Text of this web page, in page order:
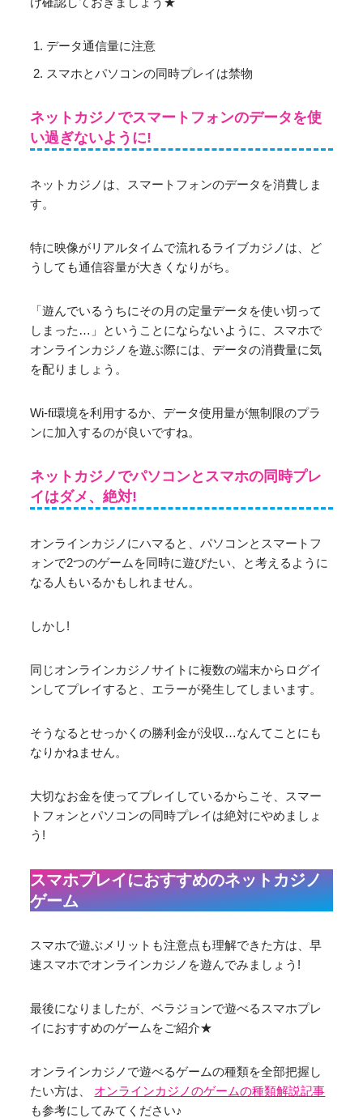
データ通信量に注意
スマホとパソコンの同時プレイは禁物
ネットカジノでスマートフォンのデータを使
い過ぎないように!
ネットカジノは、スマートフォンのデータを消費しま
す。
特に映像がリアルタイムで流れるライブカジノは、ど
うしても通信容量が大きくなりがち。
「遊んでいるうちにその月の定量データを使い切って
しまった…」ということにならないように、スマホで
オンラインカジノを遊ぶ際には、データの消費量に気
を配りましょう。
Wi-fi環境を利用するか、データ使用量が無制限のプラ
ンに加入するのが良いですね。
ネットカジノでパソコンとスマホの同時プレ
イはダメ、絶対!
オンラインカジノにハマると、パソコンとスマートフ
ォンで2つのゲームを同時に遊びたい、と考えるように
なる人もいるかもしれません。
しかし!
同じオンラインカジノサイトに複数の端末からログイ
ンしてプレイすると、エラーが発生してしまいます。
そうなるとせっかくの勝利金が没収…なんてことにも
なりかねません。
大切なお金を使ってプレイしているからこそ、スマー
トフォンとパソコンの同時プレイは絶対にやめましょ
う!
スマホプレイにおすすめのネットカジノ
ゲーム
スマホで遊ぶメリットも注意点も理解できた方は、早
速スマホでオンラインカジノを遊んでみましょう!
最後になりましたが、ベラジョンで遊べるスマホプレ
イにおすすめのゲームをご紹介★
オンラインカジノで遊べるゲームの種類を全部把握し
たい方は、 オンラインカジノのゲームの種類解説記事
も参考にしてみてください♪